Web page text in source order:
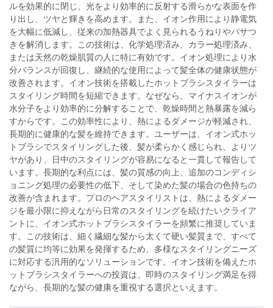
ルを効果的に閉じ、光をより効率的に反射する滑らかな表面を作
り出し、ツヤと輝きを高めます。また、イオン作用により静電気
を大幅に低減し、従来の加熱器具でよく見られるうねりやパサつ
きを解消します。この技術は、化学処理済み、カラー処理済み、
または天然の乾燥肌質の人に特に有効です。イオン処理により水
分バランスが回復し、継続的な使用によって髪全体の健康状態が
改善されます。イオン技術を搭載したホットブラシスタイラーは
スタイリング時間を短縮できます。なぜなら、マイナスイオンが
水分子をより効率的に分解することで、乾燥時間と熱暴露を減ら
すからです。この効率性により、熱によるダメージが軽減され、
長期的に健康的な髪を維持できます。ユーザーは、イオン式ホッ
トブラシでスタイリングした後、髪が柔らかく感じられ、よりツ
ヤがあり、日中のスタイリングが容易になると一貫して報告して
います。長期的な利点には、髪の質感の向上、追加のコンディシ
ョニング処理の必要性の低下、そして染めた髪の場合の色持ちの
改善が含まれます。プロのヘアスタイリストは、熱によるダメー
ジを最小限に抑えながら日常のスタイリングを続けたいクライア
ントに、イオン式ホットブラシスタイラーを頻繁に推奨していま
す。この技術は、細く繊細な髪から太くて硬い髪質まで、すべて
の髪質に均等に効果を発揮するため、多様なスタイリングニーズ
に対応する汎用的なソリューションです。イオン技術を備えたホ
ットブラシスタイラーへの投資は、即時のスタイリング満足を得
ながら、長期的な髪の健康を重視する選択といえます。